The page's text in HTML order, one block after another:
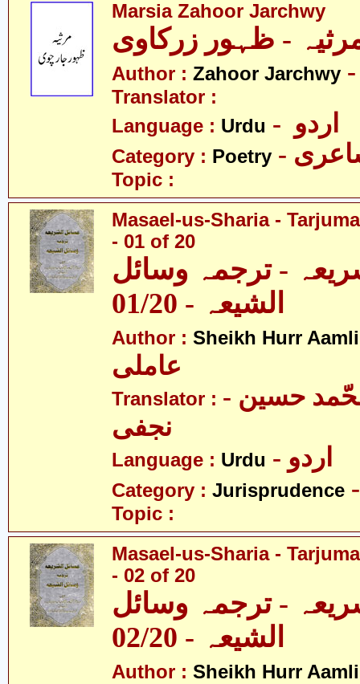
Marsia Zahoor Jarchwy
Author : Zahoor Jarchwy
Translator :
Language : Urdu
Category : Poetry
Topic :
Masael-us-Sharia -
- 01 of 20
- ترجمہ وسائل
الشیعہ - 01/20
Author : Sheikh Hurr Aamli
عاملی
Translator : - آیت اللہ محّمد حسین
نجفی
Language : Urdu - اردو
Category : Jurisprudence
Topic :
Masael-us-Sharia -
- 02 of 20
- ترجمہ وسائل
الشیعہ - 02/20
Author : Sheikh Hurr Aamli